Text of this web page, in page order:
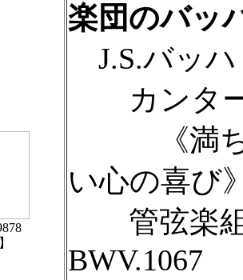
楽団のバッ
J.S.バッハ
カンター
《満ち足
い心の喜び
管弦楽組
BWV.1067